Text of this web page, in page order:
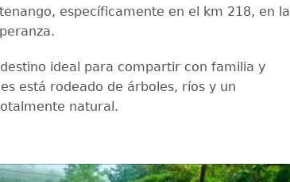
específicamente en el km 218, en la
ideal para compartir con familia y
está rodeado de árboles, ríos y un
natural.